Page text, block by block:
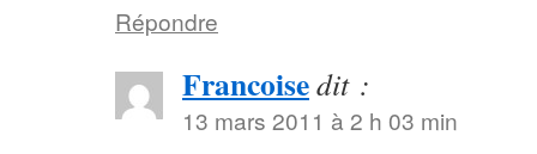
Répondre
Francoisedit :
13 mars 2011 à 2 h 03 min